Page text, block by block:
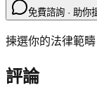
免費諮詢 · 助你
揀選你的法律範
評論